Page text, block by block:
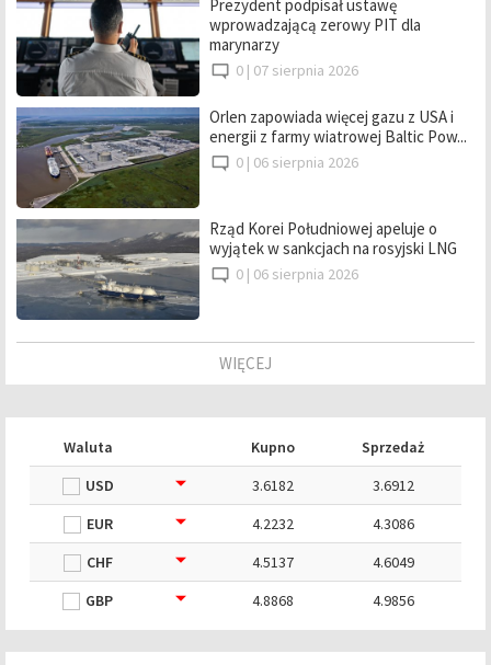
Prezydent podpisał ustawę
wprowadzającą zerowy PIT dla
marynarzy
0 | 07 sierpnia 2026
Orlen zapowiada więcej gazu z USA i
energii z farmy wiatrowej Baltic Pow...
0 | 06 sierpnia 2026
Rząd Korei Południowej apeluje o
wyjątek w sankcjach na rosyjski LNG
0 | 06 sierpnia 2026
WIĘCEJ
Waluta Kupno
Sprzedaż
USD
3.6182
3.6912
EUR
4.2232
4.3086
CHF
4.5137
4.6049
GBP
4.8868 4.9856